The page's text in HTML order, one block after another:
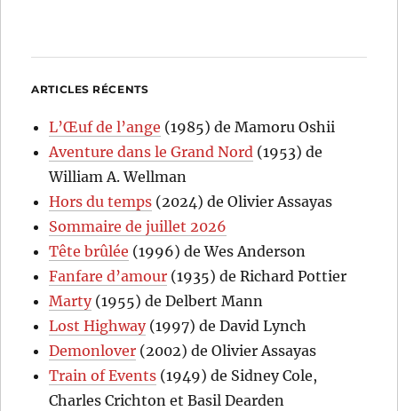
ARTICLES RÉCENTS
L’Œuf de l’ange (1985) de Mamoru Oshii
Aventure dans le Grand Nord (1953) de
William A. Wellman
Hors du temps (2024) de Olivier Assayas
Sommaire de juillet 2026
Tête brûlée (1996) de Wes Anderson
Fanfare d’amour (1935) de Richard Pottier
Marty(1955) de Delbert Mann
Lost Highway(1997) de David Lynch
Demonlover (2002) de Olivier Assayas
Train of Events (1949) de Sidney Cole,
Charles Crichton et Basil Dearden